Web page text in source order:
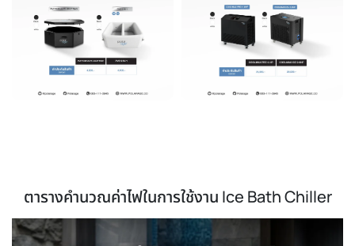
ตารางคำนวณค่าไฟในการใช้งาน Ice Bath Chiller